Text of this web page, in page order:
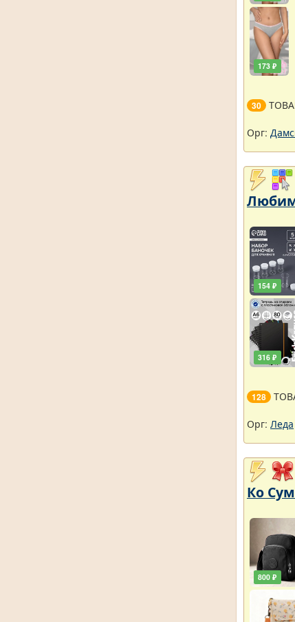
173 ₽
30
Орг:
154 ₽
316 ₽
128
Орг: Леда
Ко
800 ₽